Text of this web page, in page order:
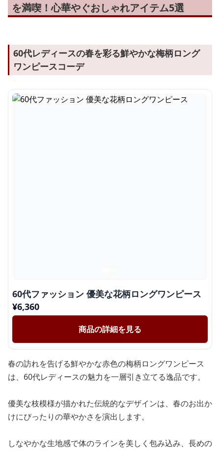
を満喫！心華やぐおしゃれアイテム5選
60代レディースの春を彩る鮮やかな梅柄ロング
ワンピースコーデ
60代ファッション 優美な花柄ロングワンピース
¥6,360
商品の詳細を見る
春の訪れを告げる鮮やかな赤色の梅柄ロングワンピース
は、60代レディースの魅力を一層引き立てる逸品です。
優美な枝模様が描かれた伝統的なデザインは、春のお出か
けにぴったりの華やかさを演出します。
しなやかな生地感で体のラインを美しく包み込み、長めの